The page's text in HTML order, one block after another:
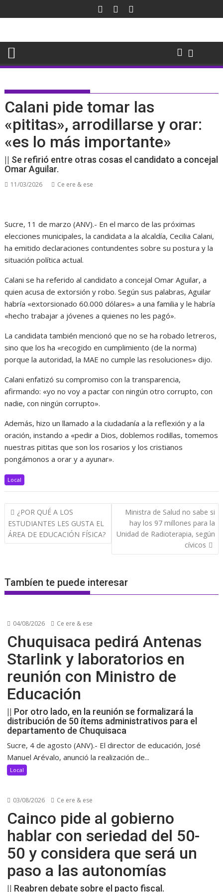
al
Calani pide tomar las
«pititas», arrodillarse y orar:
«es lo más importante»
|| Se refirió entre otras cosas el candidato a concejal
Omar Aguilar.
11/03/2026 Ce ere & ese
Sucre, 11 de marzo (ANV).- En el marco de las próximas
elecciones municipales, la candidata a la alcaldía, Cecilia Calani,
ha emitido declaraciones contundentes sobre su postura y la
situación política actual.
Calani se ha referido al candidato a concejal Omar Aguilar, a
quien acusa de extorsión y robo. Según sus palabras, Aguilar
habría «extorsionado 60.000 dólares» a una familia y le habría
«hecho trabajar a jóvenes a quienes no les pagó».
La candidata también mencionó que no se ha robado letreros,
sino que los ha «recogido en cumplimiento (de la norma)
porque la autoridad, la MAE no cumple las resoluciones» dijo.
Calani enfatizó su compromiso con la transparencia,
afirmando: «yo no voy a pactar con ningún otro corrupto, con
nadie, con ningún corrupto».
Además, hizo un llamado a la ciudadanía a la reflexión y a la
oración, instando a «pedir a Dios, doblemos rodillas, tomemos
nuestras pititas que son los rosarios y los cristianos
pongámonos a orar y a ayunar».
Local
Navegación
de
entradas
¿POR QUÉ A LOS
ESTUDIANTES LES GUSTA EL
ÁREA DE EDUCACIÓN FÍSICA?
Ministra de Salud no sabe si
hay los 97 millones para la
Unidad de Radioterapia, según
cívicos
Tambíen te puede interesar
04/08/2026 Ce ere & ese
Chuquisaca pedirá Antenas
Starlink y laboratorios en
reunión con Ministro de
Educación
|| Por otro lado, en la reunión se formalizará la
distribución de 50 ítems administrativos para el
departamento de Chuquisaca
Sucre, 4 de agosto (ANV).- El director de educación, José
Manuel Arévalo, anunció la realización de...
Local
03/08/2026 Ce ere & ese
Cainco pide al gobierno
hablar con seriedad del 50-
50 y considera que será un
paso a las autonomías
|| Reabren debate sobre el pacto fiscal.